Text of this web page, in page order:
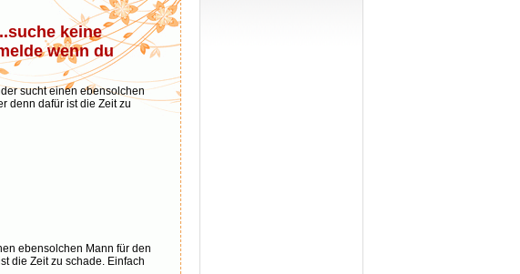
keine
wenn du
sucht einen ebensolchen
denn dafür ist die Zeit zu
ebensolchen Mann für den
die Zeit zu schade. Einfach